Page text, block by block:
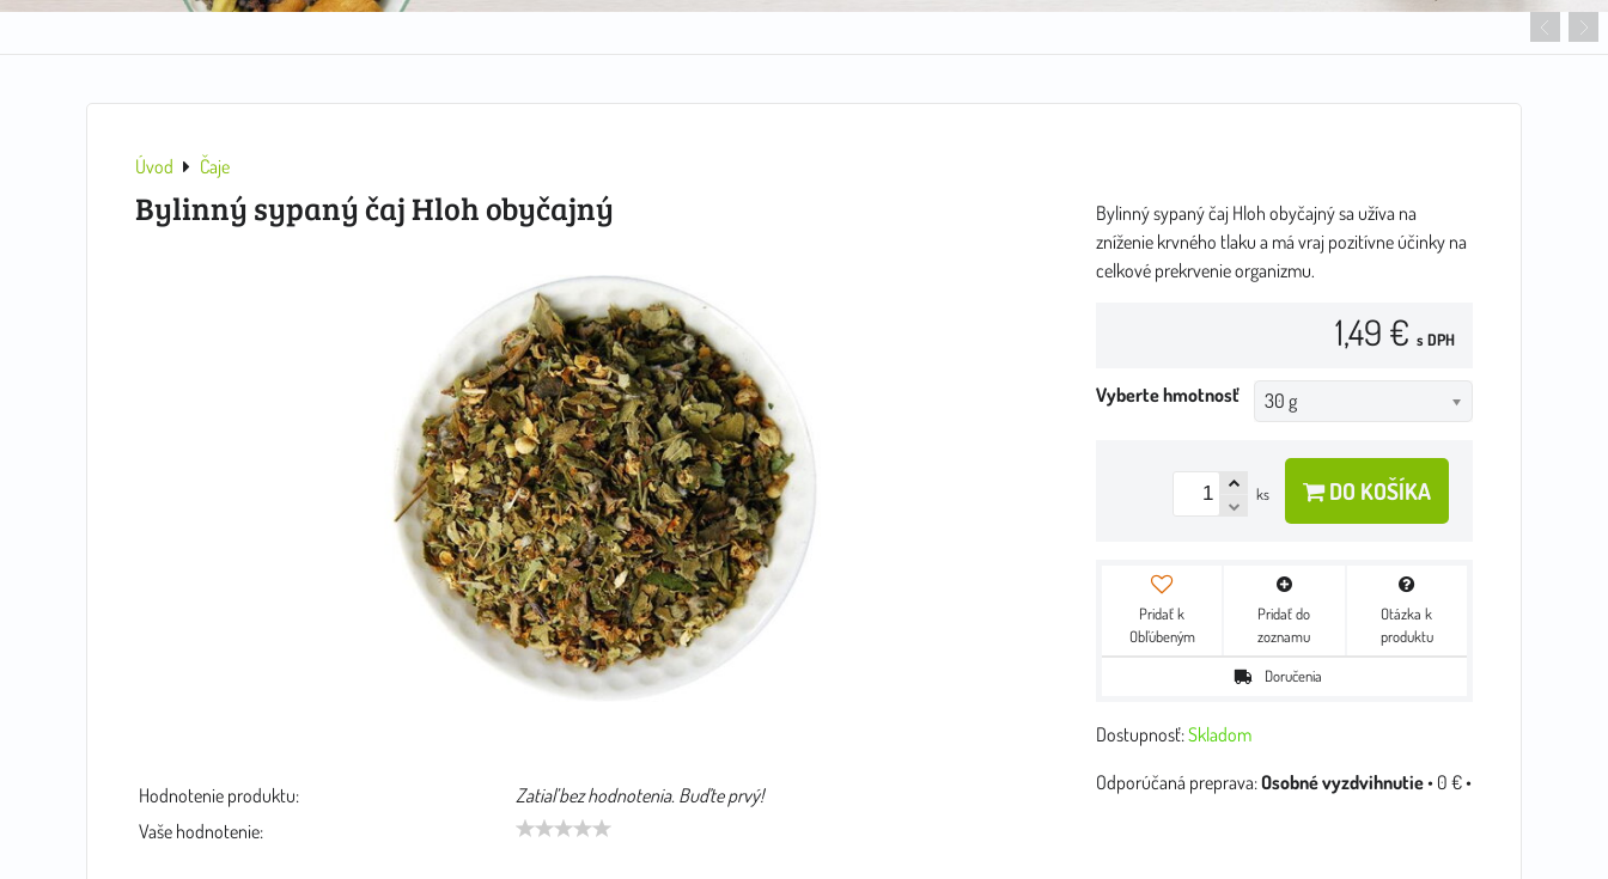
Úvod Čaje
Bylinný sypaný čaj Hloh obyčajný
Hodnotenie produktu:
Zatiaľ bez hodnotenia. Buďte prvý!
Vaše hodnotenie:
Bylinný sypaný čaj Hloh obyčajný sa užíva na
zníženie krvného tlaku a má vraj pozitívne účinky na
celkové prekrvenie organizmu.
1,49 € s DPH
Vyberte hmotnosť 30 g
ks DO KOŠÍKA
Pridať k
Obľúbeným
Pridať do
zoznamu
Otázka k
produktu
Doručenia
Dostupnosť:Skladom
Osobné vyzdvihnutie• 0 €•